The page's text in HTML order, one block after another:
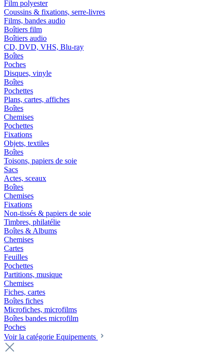
Film polyester
Coussins & fixations, serre-livres
Films, bandes audio
Boîtiers film
Boîtiers audio
CD, DVD, VHS, Blu-ray
Boîtes
Poches
Disques, vinyle
Boîtes
Pochettes
Plans, cartes, affiches
Boîtes
Chemises
Pochettes
Fixations
Objets, textiles
Boîtes
Toisons, papiers de soie
Sacs
Actes, sceaux
Boîtes
Chemises
Fixations
Non-tissés & papiers de soie
Timbres, philatélie
Boîtes & Albums
Chemises
Cartes
Feuilles
Pochettes
Partitions, musique
Chemises
Fiches, cartes
Boîtes fiches
Microfiches, microfilms
Boîtes bandes microfilm
Poches
Voir la catégorie Equipements